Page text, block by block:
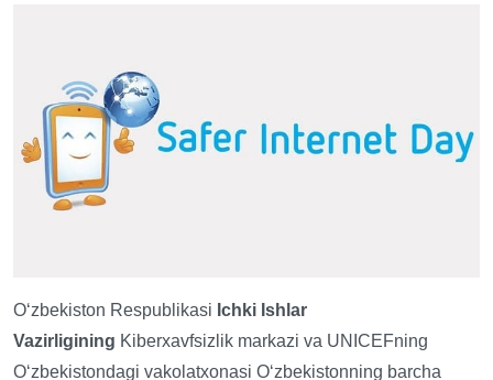
O‘zbekiston Respublikasi Ichki shlar
Vazirligining Kiberxavfsizlik markazi va UNICEFning
O‘zbekistondagi vakolatxonasi O‘zbekistonning barcha